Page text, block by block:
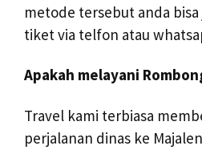
metode tersebut anda
tiket via telfon atau
Apakah melayani
Travel kami terbiasa
perjalanan dinas ke